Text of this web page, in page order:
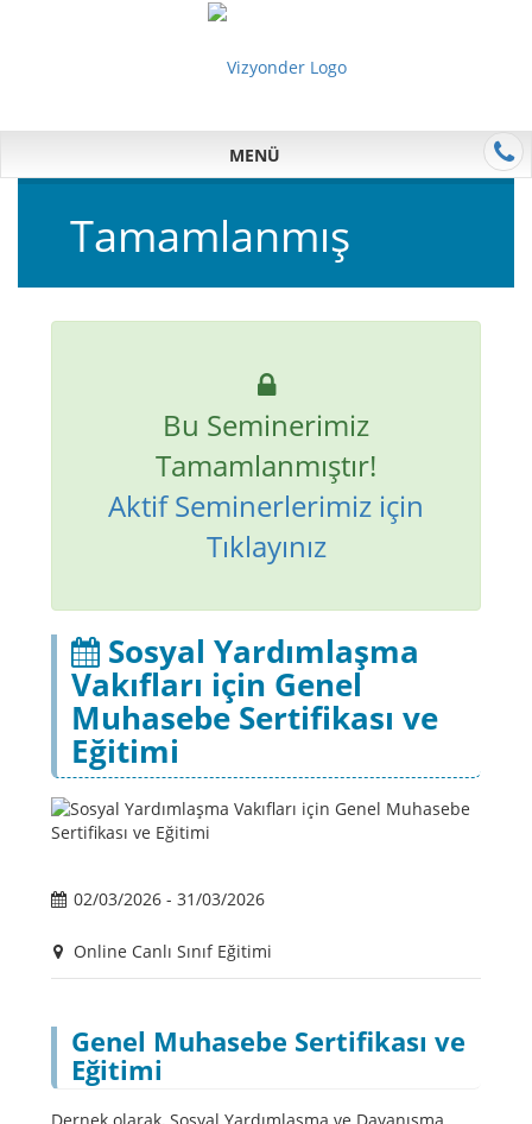
MENÜ
Tamamlanmış
Bu Seminerimiz
Tamamlanmıştır!
Aktif Seminerlerimiz için
Tıklayınız
Sosyal Yardımlaşma
Vakıfları için Genel
Muhasebe Sertifikası ve
Eğitimi
02/03/2026 - 31/03/2026
Online Canlı Sınıf Eğitimi
Genel Muhasebe Sertifikası ve
Eğitimi